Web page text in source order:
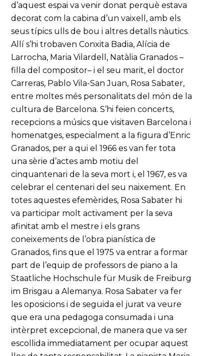
d’aquest espai va venir donat perquè estava
decorat com la cabina d’un vaixell, amb els
seus típics ulls de bou i altres detalls nàutics.
Allí s’hi trobaven Conxita Badia, Alícia de
Larrocha, Maria Vilardell, Natàlia Granados –
filla del compositor– i el seu marit, el doctor
Carreras, Pablo Vila-San Juan, Rosa Sabater,
entre moltes més personalitats del món de la
cultura de Barcelona. S’hi feien concerts,
recepcions a músics que visitaven Barcelona i
homenatges, especialment a la figura d’Enric
Granados, per a qui el 1966 es van fer tota
una sèrie d’actes amb motiu del
cinquantenari de la seva mort i, el 1967, es va
celebrar el centenari del seu naixement. En
totes aquestes efemèrides, Rosa Sabater hi
va participar molt activament per la seva
afinitat amb el mestre i els grans
coneixements de l’obra pianística de
Granados, fins que el 1975 va entrar a formar
part de l’equip de professors de piano a la
Staatliche Hochschule für Musik de Freiburg
im Brisgau a Alemanya. Rosa Sabater va fer
les oposicions i de seguida el jurat va veure
que era una pedagoga consumada i una
intèrpret excepcional, de manera que va ser
escollida immediatament per ocupar aquest